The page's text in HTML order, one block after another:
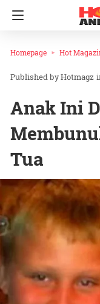
Homepage Hot
Hotmagz
Anak Ini
Tua